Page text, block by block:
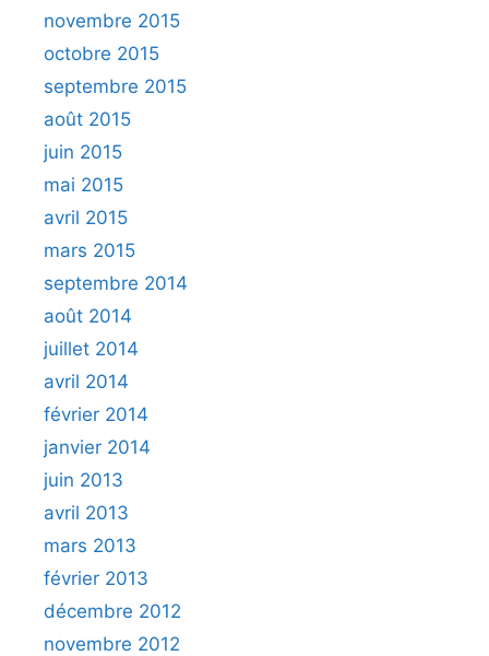
novembre 2015
octobre 2015
septembre 2015
août 2015
juin 2015
mai 2015
avril 2015
mars 2015
septembre 2014
août 2014
juillet 2014
avril 2014
février 2014
janvier 2014
juin 2013
avril 2013
mars 2013
février 2013
décembre 2012
novembre 2012